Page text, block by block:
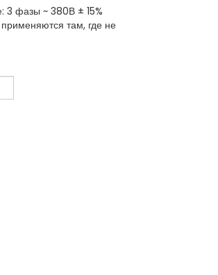
3 фазы ~ 380В ± 15%
там, где не